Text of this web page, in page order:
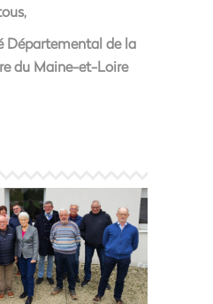
Départemental de la
du Maine-et-Loire